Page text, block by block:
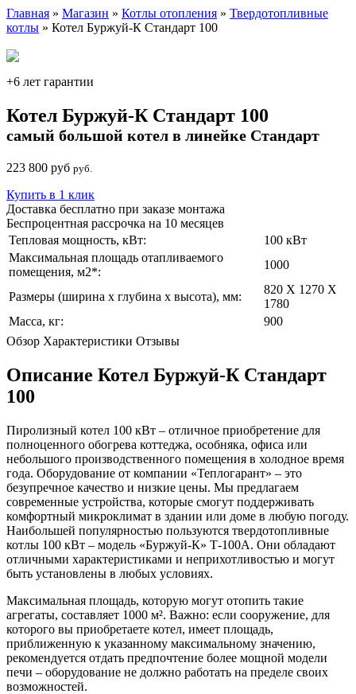
Главная » Магазин » Котлы отопления » Твердотопливные
котлы » Котел Буржуй-К Стандарт 100
+6 лет гарантии
Котел Буржуй-К Стандарт 100
самый большой котел в линейке Стандарт
223 800 руб руб.
Купить в 1 клик
Доставка бесплатно при заказе монтажа
Беспроцентная рассрочка на 10 месяцев
Тепловая мощность, кВт:
100 кВт
Максимальная площадь отапливаемого
помещения, м2*:
1000
Размеры (ширина х глубина х высота), мм:
820 X 1270 X
1780
Масса, кг:
900
Обзор Характеристики Отзывы
Описание Котел Буржуй-К Стандарт
100
Пиролизный котел 100 кВт – отличное приобретение для
полноценного обогрева коттеджа, особняка, офиса или
небольшого производственного помещения в холодное время
года. Оборудование от компании «Теплогарант» – это
безупречное качество и низкие цены. Мы предлагаем
современные устройства, которые смогут поддерживать
комфортный микроклимат в здании или доме в любую погоду.
Наибольшей популярностью пользуются твердотопливные
котлы 100 кВт – модель «Буржуй-К» Т-100А. Они обладают
отличными характеристиками и неприхотливостью и могут
быть установлены в любых условиях.
Максимальная площадь, которую могут отопить такие
агрегаты, составляет 1000 м². Важно: если сооружение, для
которого вы приобретаете котел, имеет площадь,
приближенную к указанному максимальному значению,
рекомендуется отдать предпочтение более мощной модели
печи – оборудование не должно работать на пределе своих
возможностей.